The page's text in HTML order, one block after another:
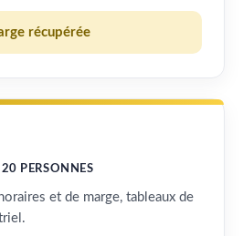
récupérée
PERSONNES
et de marge, tableaux de